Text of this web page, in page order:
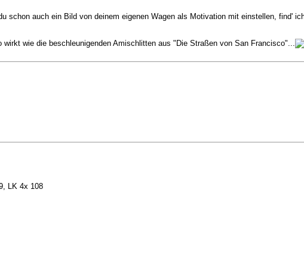
schon auch ein Bild von deinem eigenen Wagen als Motivation mit einstellen, find'
wie die beschleunigenden Amischlitten aus "Die Straßen von San Francisco"...
LK 4x 108